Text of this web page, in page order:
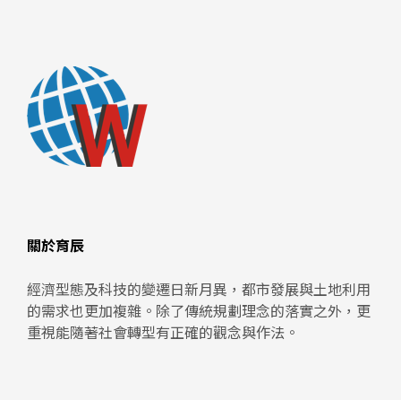
關於育辰
經濟型態及科技的變遷日新月異，都市發展與土地利用
的需求也更加複雜。除了傳統規劃理念的落實之外，更
重視能隨著社會轉型有正確的觀念與作法。